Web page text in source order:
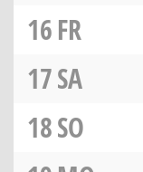
16FR
17SA
18SO